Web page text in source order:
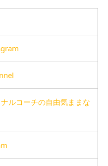
ルコーチの自由気ままな